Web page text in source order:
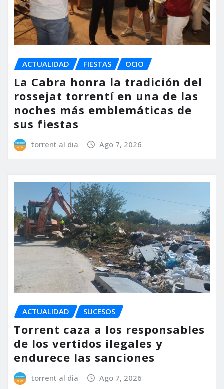
ACTUALIDAD FIESTAS OCIO
La Cabra honra la tradición del
rossejat torrentí en una de las
noches más emblemáticas de
sus fiestas
torrent al dia Ago 7, 2026
ACTUALIDAD SUCESOS
Torrent caza a los responsables
de los vertidos ilegales y
endurece las sanciones
torrent al dia Ago 7, 2026